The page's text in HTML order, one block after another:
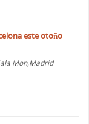
este otoño
Mon,Madrid